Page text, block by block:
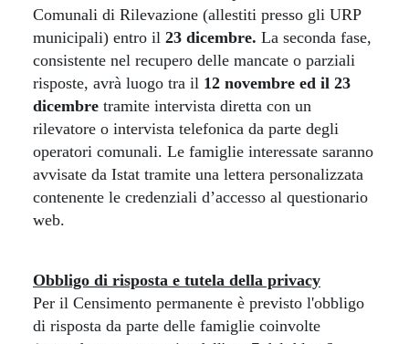
Comunali di Rilevazione (allestiti presso gli URP
municipali) entro il 23 dicembre. La seconda fase,
consistente nel recupero delle mancate o parziali
risposte, avrà luogo tra il 12 novembre ed il 23
dicembre tramite intervista diretta con un
rilevatore o intervista telefonica da parte degli
operatori comunali. Le famiglie interessate saranno
avvisate da Istat tramite una lettera personalizzata
contenente le credenziali d’accesso al questionario
web.
Obbligo di risposta e tutela della privacy
Per il Censimento permanente è previsto l'obbligo
di risposta da parte delle famiglie coinvolte